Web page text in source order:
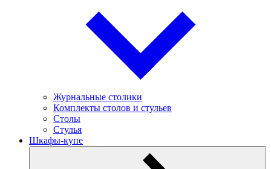
Журнальные столики
Комплекты столов и стульев
Столы
Стулья
Шкафы-купе